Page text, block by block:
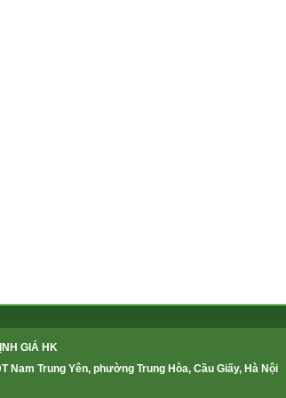
GIÁ HK
Nam Trung Yên, phường Trung Hòa, Cầu Giấy, Hà Nội